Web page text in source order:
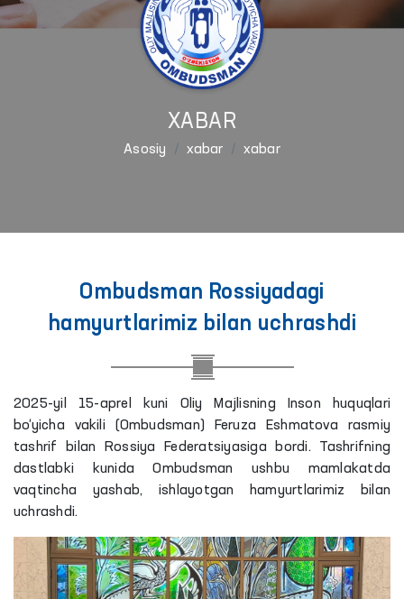
XABAR
Asosiy xabar xabar
Ombudsman Rossiyadagi
hamyurtlarimiz bilan uchrashdi
2025-yil 15-aprel kuni Oliy Majlisning Inson huquqlari
bo‘yicha vakili (Ombudsman) Feruza Eshmatova rasmiy
tashrif bilan Rossiya Federatsiyasiga bordi. Tashrifning
dastlabki kunida Ombudsman ushbu mamlakatda
vaqtincha yashab, ishlayotgan hamyurtlarimiz bilan
uchrashdi.